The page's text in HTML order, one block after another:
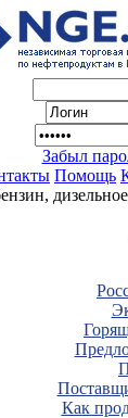
Забыл
Помощь
Как